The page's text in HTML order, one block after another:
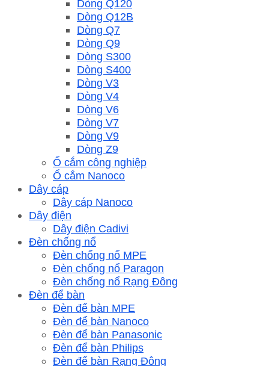
Dòng Q120
Dòng Q12B
Dòng Q7
Dòng Q9
Dòng S300
Dòng S400
Dòng V3
Dòng V4
Dòng V6
Dòng V7
Dòng V9
Dòng Z9
Ổ cắm công nghiệp
Ổ cắm Nanoco
Dây cáp
Dây cáp Nanoco
Dây điện
Dây điện Cadivi
Đèn chống nổ
Đèn chống nổ MPE
Đèn chống nổ Paragon
Đèn chống nổ Rạng Đông
Đèn để bàn
Đèn để bàn MPE
Đèn để bàn Nanoco
Đèn để bàn Panasonic
Đèn để bàn Philips
Đèn để bàn Rạng Đông